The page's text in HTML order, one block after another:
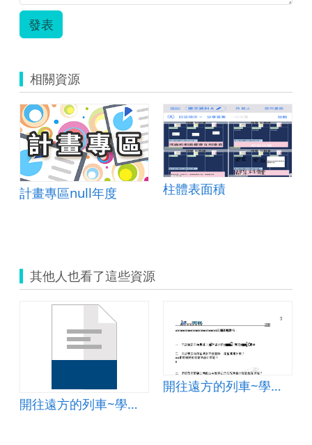
發表
相關資源
計畫專區null年度 柱體表面積
其他人也看了這些資源
開往遠方的列車~學習單
開往遠方的列車~學習單